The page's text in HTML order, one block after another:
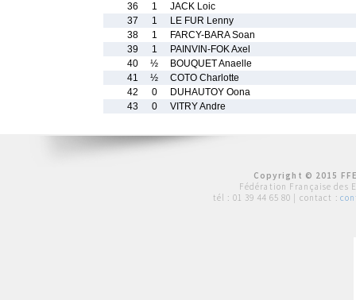
36
1
JACK Loic
37
1
LE FUR Lenny
38
1
FARCY-BARA Soan
39
1
PAINVIN-FOK Axel
40
½
BOUQUET Anaelle
41
½
COTO Charlotte
42
0
DUHAUTOY Oona
43
0 VITRY Andre
Copyright © 2015
Fédération Française des
tél : 01 39 44 65 80 | contact :